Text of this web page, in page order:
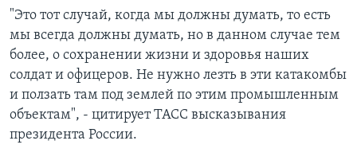
"Это тот случай, когда мы должны думать, то есть
мы всегда должны думать, но в данном случае тем
более, о сохранении жизни и здоровья наших
солдат и офицеров. Не нужно лезть в эти катакомбы
и ползать там под землей по этим промышленным
объектам", - цитирует ТАСС высказывания
президента России.